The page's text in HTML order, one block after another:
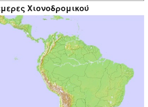
Χιονοδρομικού